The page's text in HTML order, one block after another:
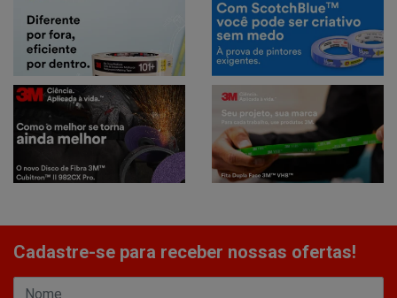
Cadastre-se para receber nossas ofertas!